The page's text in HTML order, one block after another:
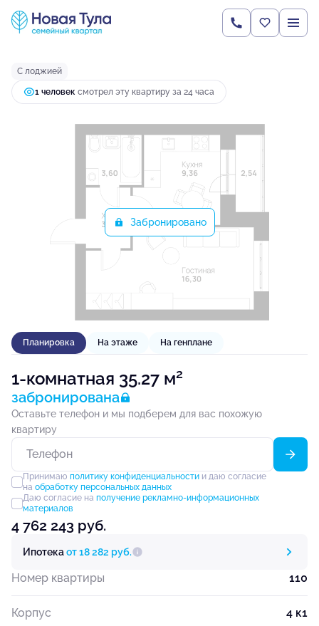
1-комнатная35.27 м 4 762 243 руб.
Ипотекаот 18 282 руб.
С лоджией
1 человек смотрел эту квартиру за 24 часа
Забронировано
Планировка На этаже На генплане
1-комнатная 35.27 м2
забронирована
Оставьте телефон и мы подберем для вас похожую
квартиру
Принимаю политику конфиденциальностии даю согласие
на обработку персональных данных
Даю согласие на получение рекламно-информационных
материалов
4 762 243 руб.
Ипотекаот 18 282 руб.
Номер квартиры 110
Корпус 4 к1